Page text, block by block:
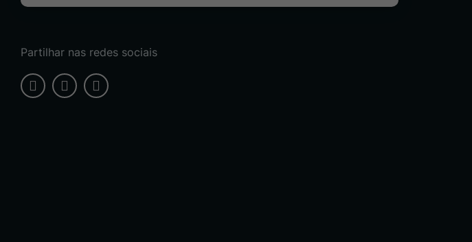
Partilhar nas redes sociais